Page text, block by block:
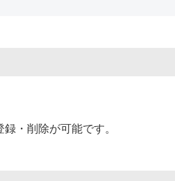
・削除が可能です。